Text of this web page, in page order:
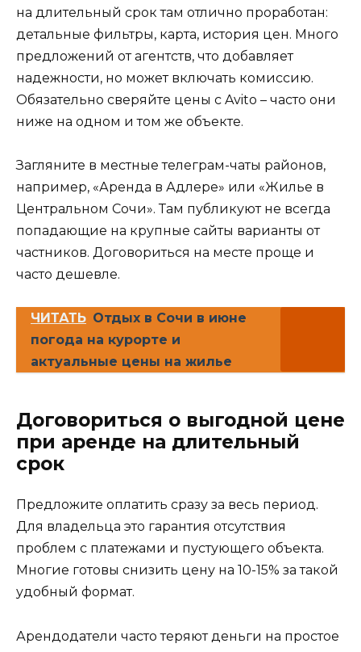
на длительный срок там отлично проработан:
детальные фильтры, карта, история цен. Много
предложений от агентств, что добавляет
надежности, но может включать комиссию.
Обязательно сверяйте цены с Avito – часто они
ниже на одном и том же объекте.
Загляните в местные телеграм-чаты районов,
например, «Аренда в Адлере» или «Жилье в
Центральном Сочи». Там публикуют не всегда
попадающие на крупные сайты варианты от
частников. Договориться на месте проще и
часто дешевле.
ЧИТАТЬ Отдых в Сочи в июне
погода на курорте и
актуальные цены на жилье
Договориться о выгодной цене
при аренде на длительный
срок
Предложите оплатить сразу за весь период.
Для владельца это гарантия отсутствия
проблем с платежами и пустующего объекта.
Многие готовы снизить цену на 10-15% за такой
удобный формат.
Арендодатели часто теряют деньги на простое